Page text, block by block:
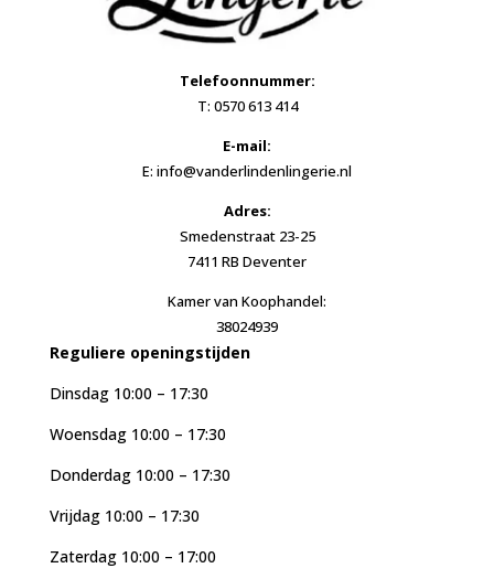
Telefoonnummer:
T: 0570 613 414
E-mail:
E: info@vanderlindenlingerie.nl
Adres:
Smedenstraat 23-25
7411 RB Deventer
Kamer van Koophandel:
38024939
Reguliere openingstijden
Dinsdag 10:00 – 17:30
Woensdag 10:00 – 17:30
Donderdag 10:00 – 17:30
Vrijdag 10:00 – 17:30
Zaterdag 10:00 – 17:00